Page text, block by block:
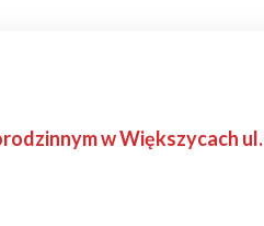
w Większycach ul.